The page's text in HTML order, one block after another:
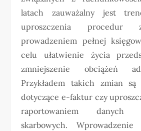
latach zauważalny jest
uproszczenia procedur
prowadzeniem pełnej
celu ułatwienie życia
zmniejszenie obciążeń
Przykładem takich zmian
dotyczące e-faktur czy
raportowaniem
skarbowych. Wprowadzenie